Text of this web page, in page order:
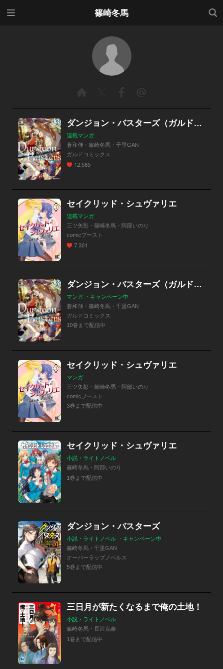
篠崎冬馬
検索
ダンジョン・バスターズ（ガルドコミックス）
連載マンガ
蒼和伸・篠崎冬馬・千里GAN
ガルドコミックス
12,585
セイクリッド・シュヴァリエ
連載マンガ
三ツ矢彰・篠崎冬馬・阿部いのり
comicブースト
7,301
ダンジョン・バスターズ（ガルドコミックス）
マンガ ・キャンペーン中
蒼和伸・篠崎冬馬・千里GAN
ガルドコミックス
10巻まで配信中
セイクリッド・シュヴァリエ
マンガ
三ツ矢彰・篠崎冬馬・阿部いのり
comicブースト
3巻まで配信中
セイクリッド・シュヴァリエ
小説・ライトノベル
篠崎冬馬・阿部いのり
1巻まで配信中
ダンジョン・バスターズ
小説・ライトノベル ・キャンペーン中
篠崎冬馬・千里GAN
オーバーラップノベルス
5巻まで配信中
三日月が新たくなるまで俺の土地！
小説・ライトノベル
篠崎冬馬・長沢克泰
1巻まで配信中